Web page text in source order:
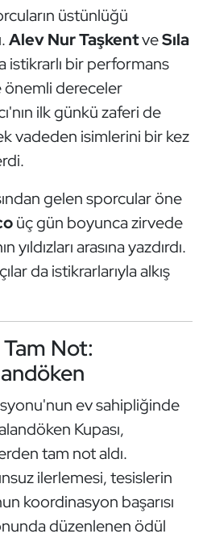
üstünlüğü
Alev Nur TaşkentveSıla
istikrarlı bir performans
önemli dereceler
ilk günkü zaferi de
vadeden isimlerini bir kez
gelen sporcular öne
üç gün boyunca zirvede
yıldızları arasına yazdırdı.
da istikrarlarıyla alkış
Not:
ev sahipliğinde
Kupası,
tam not aldı.
ilerlemesi, tesislerin
koordinasyon başarısı
düzenlenen ödül